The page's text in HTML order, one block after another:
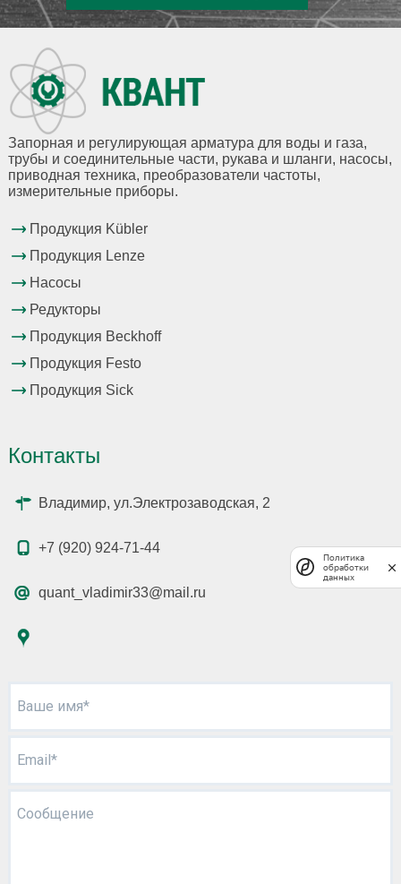
Запорная и регулирующая арматура для воды и газа,
трубы и соединительные части, рукава и шланги, насосы,
приводная техника, преобразователи частоты,
измерительные приборы.
Продукция Kübler
Продукция Lenze
Насосы
Редукторы
Продукция Beckhoff
Продукция Festo
Продукция Sick
Контакты
Владимир, ул.Электрозаводская, 2
+7 (920) 924-71-44
quant_vladimir33@mail.ru
Ваше имя*
Email*
Сообщение
Политика
обработки
данных